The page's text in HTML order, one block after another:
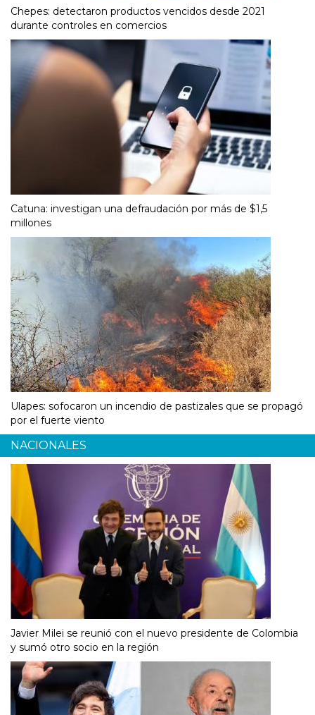
Chepes: detectaron productos vencidos desde 2021
durante controles en comercios
Catuna: investigan una defraudación por más de $1,5
millones
Ulapes: sofocaron un incendio de pastizales que se propagó
por el fuerte viento
NACIONALES
Javier Milei se reunió con el nuevo presidente de Colombia
y sumó otro socio en la región